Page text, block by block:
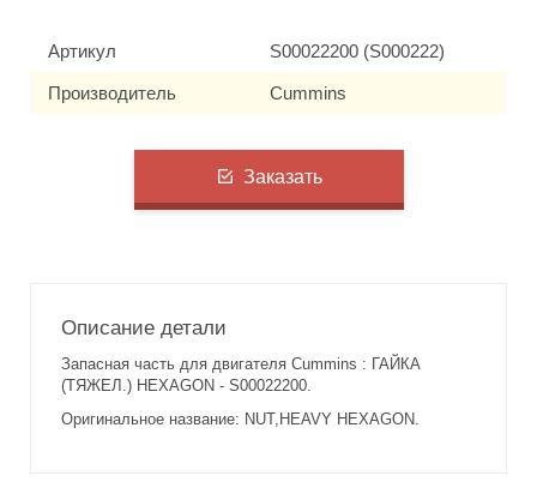
Артикул S00022200 (S000222)
Производитель Cummins
Заказать
Описание детали
Запасная часть для двигателя Cummins : ГАЙКА
(ТЯЖЕЛ.) HEXAGON - S00022200.
Оригинальное название: NUT,HEAVY HEXAGON.